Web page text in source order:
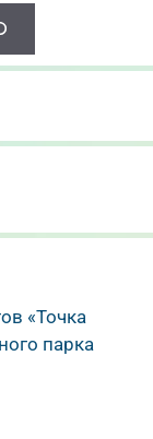
«Точка
парка